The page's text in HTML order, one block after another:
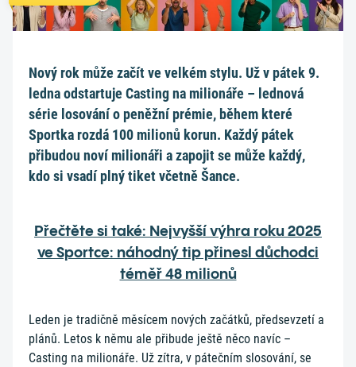
Nový rok může začít ve velkém stylu. Už v pátek 9.
ledna odstartuje Casting na milionáře – lednová
série losování o peněžní prémie, během které
Sportka rozdá 100 milionů korun. Každý pátek
přibudou noví milionáři a zapojit se může každý,
kdo si vsadí plný tiket včetně Šance.
Přečtěte si také: Nejvyšší výhra roku 2025
ve Sportce: náhodný tip přinesl důchodci
téměř 48 milionů
Leden je tradičně měsícem nových začátků, předsevzetí a
plánů. Letos k němu ale přibude ještě něco navíc –
Casting na milionáře. Už zítra, v pátečním slosování, se